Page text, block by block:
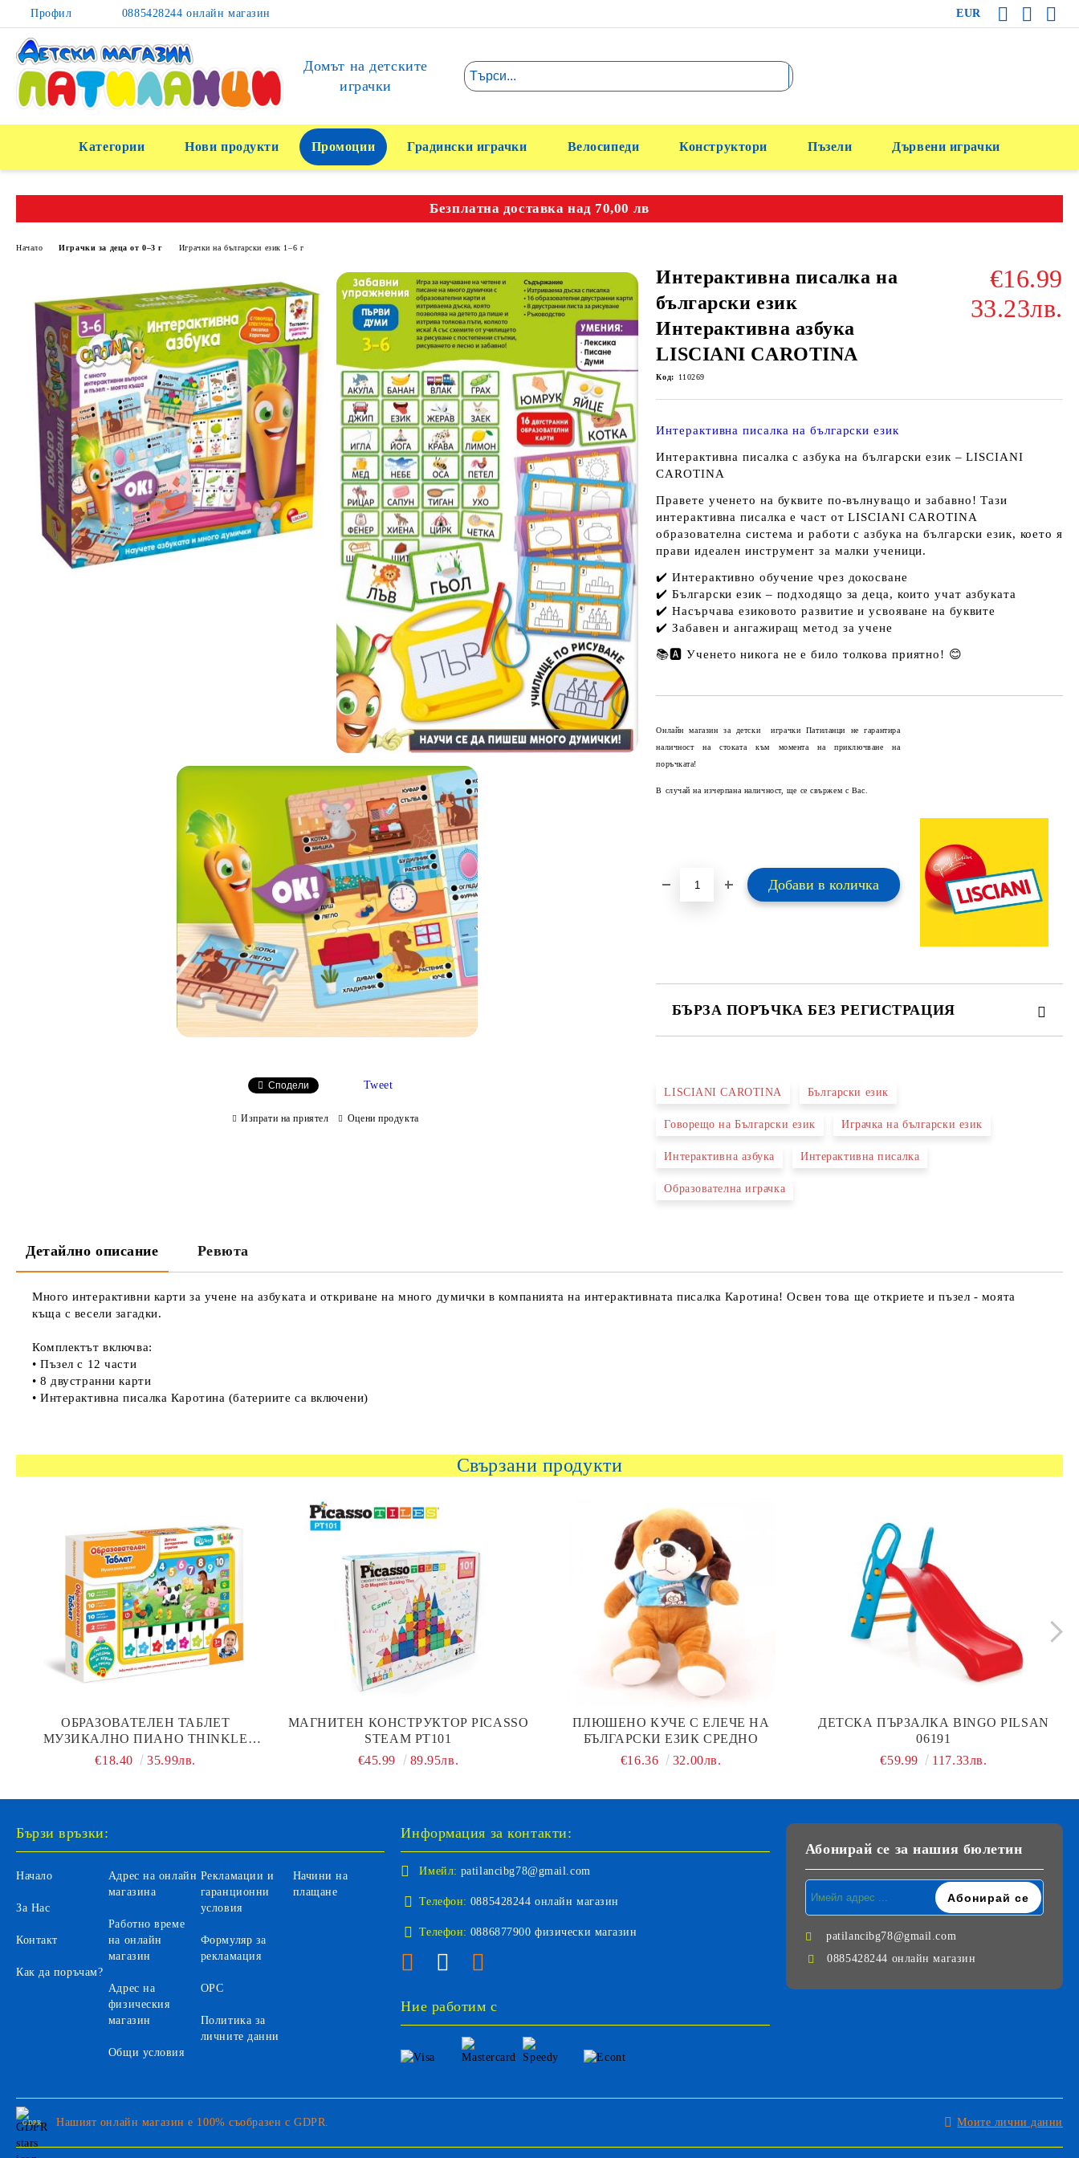
Профил 0885428244 онлайн магазин EUR
Домът на детските
играчки
Категории Нови продукти Промоции Градински играчки Велосипеди Конструктори Пъзели Дървени играчки
Безплатна доставка над 70,00 лв
Начало Играчки за деца от 0–3 г Играчки на български език 1–6 г
Интерактивна писалка на
български език
Интерактивна азбука
LISCIANI CAROTINA
€16.99
33.23лв.
Код: 110269
Интерактивна писалка на български език
Интерактивна писалка с азбука на български език – LISCIANI
CAROTINA
Правете ученето на буквите по-вълнуващо и забавно! Тази
интерактивна писалка е част отLISCIANI CAROTINA
образователна система и работи с азбука набългарски език, което я
прави идеален инструмент за малки ученици.
✔️ Интерактивно обучение чрез докосване
✔️ Български език – подходящо за деца, които учат азбуката
✔️ Насърчава езиковото развитие и усвояване на буквите
✔️ Забавен и ангажиращ метод за учене
📚🅰️ Ученето никога не е било толкова приятно! 😊
Онлайн магазин за детски играчки Патиланци не гарантира
наличност на стоката към момента на приключване на
поръчката!
В случай на изчерпана наличност, ще се свържем с Вас.
БЪРЗА ПОРЪЧКА БЕЗ РЕГИСТРАЦИЯ
Ние ще се свържем с вас в рамките на работния ден.
LISCIANI CAROTINA Български език
Говорещо на Български език Играчка на български език
Интерактивна азбука Интерактивна писалка
Образователна играчка
Сподели Tweet
Изпрати на приятел Оцени продукта
Детайлно описание Ревюта
Много интерактивни карти за учене на азбуката и откриване на много думички в компанията на интерактивната писалка Каротина! Освен това ще откриете и пъзел - моята
къща с весели загадки.
Комплектът включва:
• Пъзел с 12 части
• 8 двустранни карти
• Интерактивна писалка Каротина (батериите са включени)
Свързани продукти
ОБРАЗОВАТЕЛЕН ТАБЛЕТ
МУЗИКАЛНО ПИАНО THINKLE
STARS
€18.40 35.99лв.
МАГНИТЕН КОНСТРУКТОР PICASSO
STEAM PT101
€45.99
89.95лв.
ПЛЮШЕНО КУЧЕ С ЕЛЕЧЕ НА
БЪЛГАРСКИ ЕЗИК СРЕДНО
€16.36
32.00лв.
ДЕТСКА ПЪРЗАЛКА BINGO PILSAN
06191
€59.99
117.33лв.
Бързи връзки:
Начало
За Нас
Контакт
Как да поръчам?
Адрес на онлайн
магазина
Работно време
на онлайн
магазин
Адрес на
физическия
магазин
Общи условия
Рекламации и
гаранционни
условия
Формуляр за
рекламация
ОРС
Политика за
личните данни
Начини на
плащане
Информация за контакти:
Имейл: patilancibg78@gmail.com
Телефон: 0885428244 онлайн магазин
Телефон: 0886877900 физически магазин
Ние работим с
Абонирай се за нашия бюлетин
patilancibg78@gmail.com
0885428244 онлайн магазин
GDPR Нашият онлайн магазин е 100% съобразен с GDPR. Моите лични данни